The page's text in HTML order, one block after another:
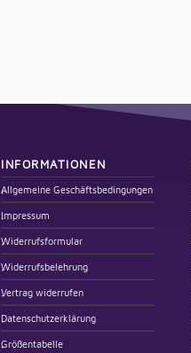
INFORMATIONEN
Allgemeine Geschäftsbedingungen
Impressum
Widerrufsformular
Widerrufsbelehrung
Vertrag widerrufen
Datenschutzerklärung
Größentabelle